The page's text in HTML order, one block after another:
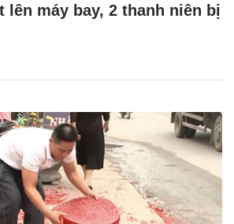
lên máy bay, 2 thanh niên bị